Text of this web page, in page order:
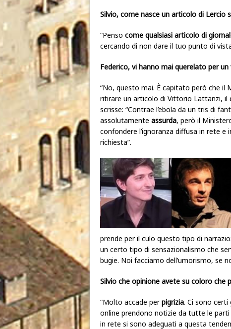
Silvio, come nasce un articolo di Lercio
“Penso come qualsiasi articolo di
cercando di non dare il tuo punto di
Federico, vi hanno mai querelato per
“No, questo mai. È capitato però che il
ritirare un articolo di Vittorio Lattanzi, il
scrisse: “Contrae l’ebola da un tris di
assolutamente assurda, però il
confondere l’ignoranza diffusa in rete
richiesta”.
prende per il culo questo tipo di
un certo tipo di sensazionalismo che
bugie. Noi facciamo dell’umorismo, se
Silvio che opinione avete su coloro che
“Molto accade perpigrizia. Ci sono certi
online prendono notizie da tutte le parti
in rete si sono adeguati a questa